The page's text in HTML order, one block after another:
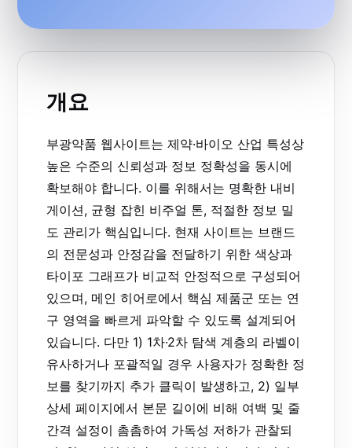
개요
부광약품 웹사이트는 제약·바이오 산업 특성상
높은 수준의 신뢰성과 정보 정확성을 동시에
확보해야 합니다. 이를 위해서는 명확한 내비
게이션, 균형 잡힌 비주얼 톤, 적절한 정보 밀
도 관리가 핵심입니다. 현재 사이트는 브랜드
의 전문성과 안정감을 전달하기 위한 색상과
타이포 그래프가 비교적 안정적으로 구성되어
있으며, 메인 히어로에서 핵심 제품군 또는 연
구 영역을 빠르게 파악할 수 있도록 설계되어
있습니다. 다만 1) 1차·2차 탐색 계층의 라벨이
유사하거나 포괄적일 경우 사용자가 정확한 정
보를 찾기까지 추가 클릭이 발생하고, 2) 일부
상세 페이지에서 본문 길이에 비해 여백 및 줄
간격 설정이 촘촘하여 가독성 저하가 관찰되